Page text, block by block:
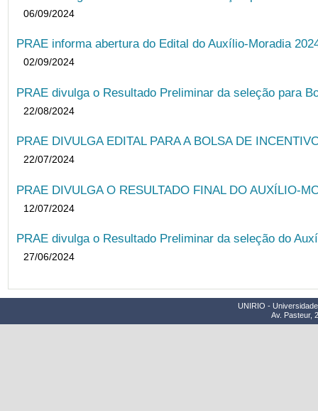
06/09/2024
PRAE informa abertura do Edital do Auxílio-Moradia
02/09/2024
PRAE divulga o Resultado Preliminar da seleção para
22/08/2024
PRAE DIVULGA EDITAL PARA A BOLSA DE
22/07/2024
PRAE DIVULGA O RESULTADO FINAL DO AUXÍLIO-
12/07/2024
PRAE divulga o Resultado Preliminar da seleção do
27/06/2024
UNIRIO -
Av. Pasteur,